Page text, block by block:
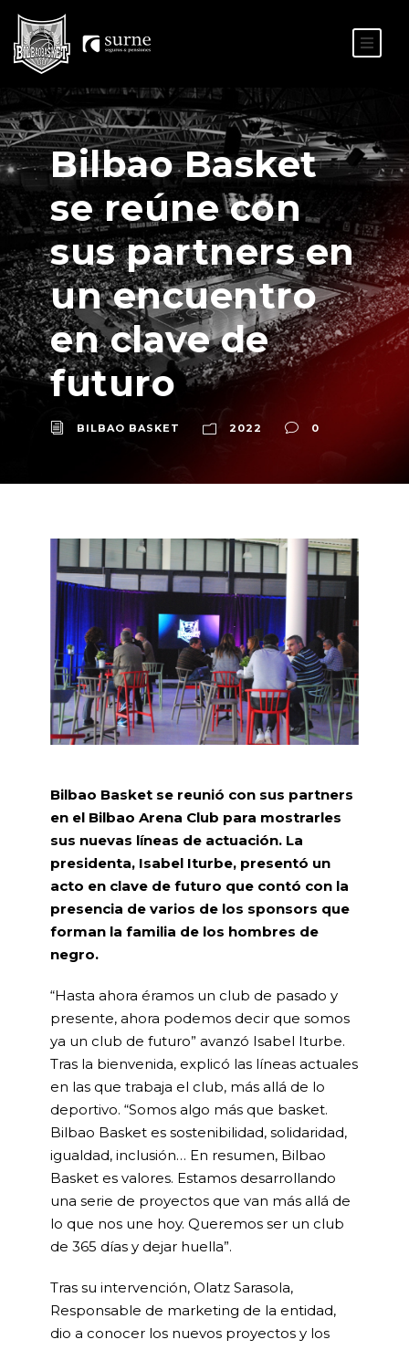
Bilbao Basket
se reúne con
sus partners en
un encuentro
en clave de
futuro
BILBAO BASKET 2022 0
Bilbao Basket se reunió con sus partners
en el Bilbao Arena Club para mostrarles
sus nuevas líneas de actuación. La
presidenta, Isabel Iturbe, presentó un
acto en clave de futuro que contó con la
presencia de varios de los sponsors que
forman la familia de los hombres de
negro.
“Hasta ahora éramos un club de pasado y
presente, ahora podemos decir que somos
ya un club de futuro” avanzó Isabel Iturbe.
Tras la bienvenida, explicó las líneas actuales
en las que trabaja el club, más allá de lo
deportivo. “Somos algo más que basket.
Bilbao Basket es sostenibilidad, solidaridad,
igualdad, inclusión… En resumen, Bilbao
Basket es valores. Estamos desarrollando
una serie de proyectos que van más allá de
lo que nos une hoy. Queremos ser un club
de 365 días y dejar huella”.
Tras su intervención, Olatz Sarasola,
Responsable de marketing de la entidad,
dio a conocer los nuevos proyectos y los